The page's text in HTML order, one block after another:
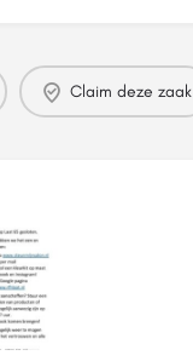
Claim deze zaak